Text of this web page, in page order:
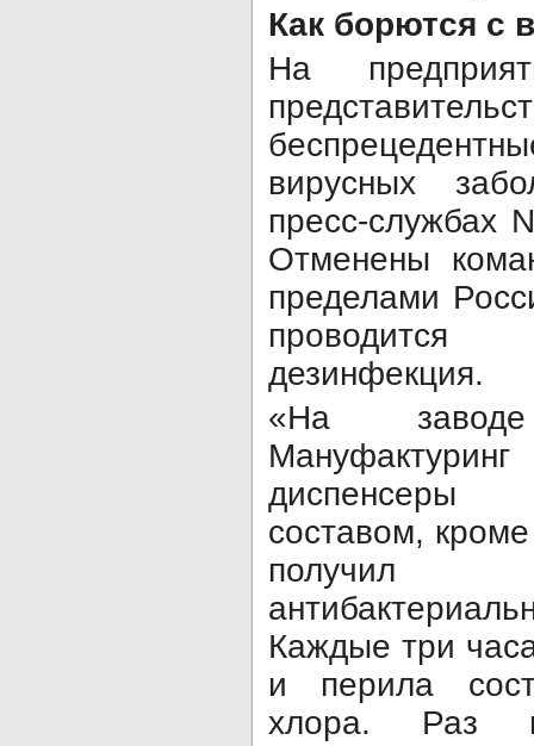
Как борются с
На
вирусных
пресс-службах
Отменены
пределами
дезинфекция.
«На
диспенсеры
составом,
получил
Каждые три
и перила
хлора. Раз